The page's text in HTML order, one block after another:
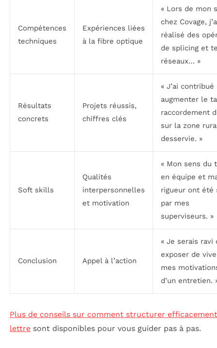
Compétences
techniques
Expériences liées
à la fibre optique
« Lors de mon
chez Covage,
réalisé des
de splicing et
réseaux… »
Résultats
concrets
Projets réussis,
chiffres clés
« J’ai contribué
augmenter le
raccordement
sur la zone
desservie. »
Soft skills
Qualités
interpersonnelles
et motivation
« Mon sens du
en équipe et
rigueur ont été
par mes
superviseurs. »
Conclusion Appel à l’action
« Je serais ravi
exposer de
mes
d’un entretien.
Plus de conseils sur comment structurer
lettre sont disponibles pour vous guider pas à pas.